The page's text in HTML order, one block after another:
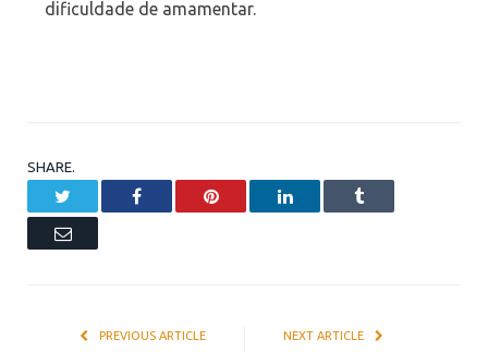
dificuldade de amamentar.
SHARE.
Facebook Pinterest LinkedIn Tumblr
Email
PREVIOUS ARTICLE NEXT ARTICLE